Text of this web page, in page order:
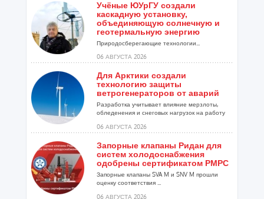
Учёные ЮУрГУ создали
каскадную установку,
объединяющую солнечную и
геотермальную энергию
Природосберегающие технологии...
06 АВГУСТА 2026
Для Арктики создали
технологию защиты
ветрогенераторов от аварий
Разработка учитывает влияние мерзлоты,
обледенения и снеговых нагрузок на работу
06 АВГУСТА 2026
Запорные клапаны Ридан для
систем холодоснабжения
одобрены сертификатом РМРС
Запорные клапаны SVA M и SNV M прошли
оценку соответствия ...
06 АВГУСТА 2026